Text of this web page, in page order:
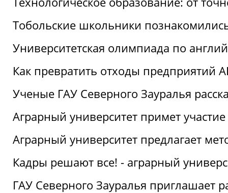
Тобольские школьники
Университетская олимпиада по
Как превратить отходы предприятий
Ученые ГАУ Северного Зауралья
Аграрный университет примет
Аграрный университет предлагает
Кадры решают все! - аграрный
ГАУ Северного Зауралья приглашает